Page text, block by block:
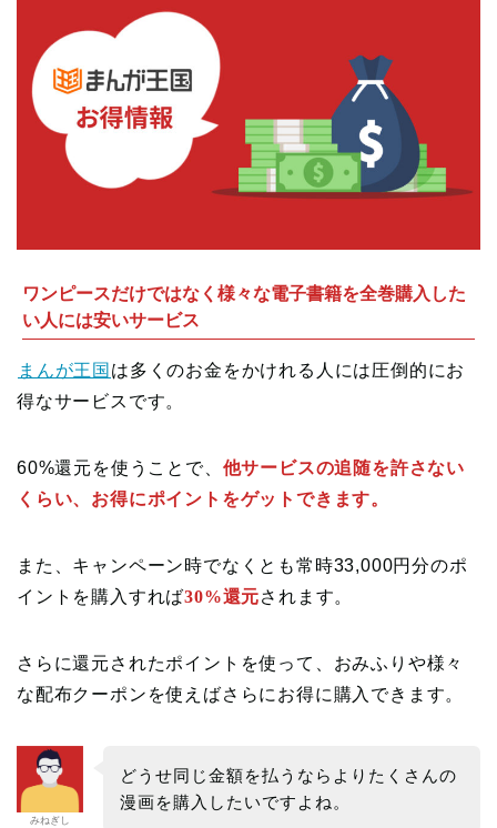
ワンピースだけではなく様々な電子書籍を全巻購入した
い人には安いサービス
まんが王国 は多くのお金をかけれる人には圧倒的にお
得なサービスです。
60%還元を使うことで、 他サービスの追随を許さない
くらい、お得にポイントをゲットできます。
また、キャンペーン時でなくとも常時33,000円分のポ
イントを購入すれば30%還元されます。
さらに還元されたポイントを使って、おみふりや様々
な配布クーポンを使えばさらにお得に購入できます。
みねぎし
どうせ同じ金額を払うならよりたくさんの
漫画を購入したいですよね。